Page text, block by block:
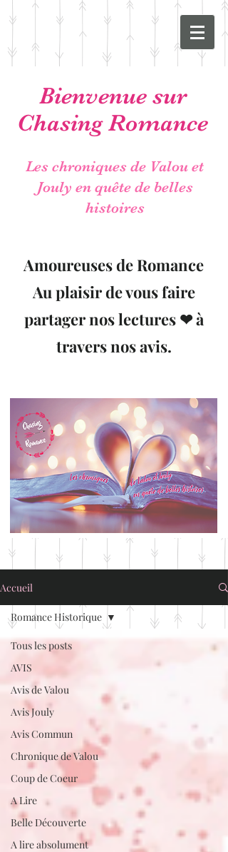
Bienvenue sur
Chasing Romance
Les chroniques de Valou et
Jouly en quête de belles
histoires
Amoureuses de Romance
Au plaisir de vous faire
partager nos lectures ❤ à
travers nos avis.
Accueil
Tous les posts
AVIS
Avis de Valou
Avis Jouly
Avis Commun
Chronique de Valou
Coup de Coeur
A Lire
Belle Découverte
A lire absolument
Romance Historique